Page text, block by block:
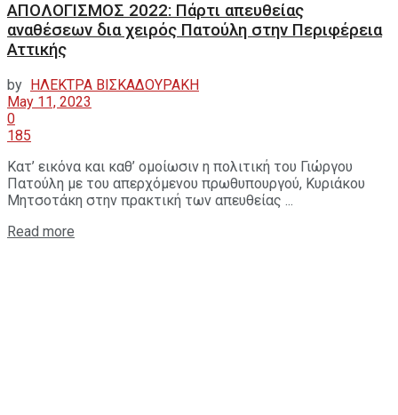
ΑΠΟΛΟΓΙΣΜΟΣ 2022: Πάρτι απευθείας
αναθέσεων δια χειρός Πατούλη στην Περιφέρεια
Αττικής
by ΗΛΕΚΤΡΑ ΒΙΣΚΑΔΟΥΡΑΚΗ
May 11, 2023
0
185
Κατ’ εικόνα και καθ’ ομοίωσιν η πολιτική του Γιώργου
Πατούλη με του απερχόμενου πρωθυπουργού, Κυριάκου
Μητσοτάκη στην πρακτική των απευθείας ...
Read more